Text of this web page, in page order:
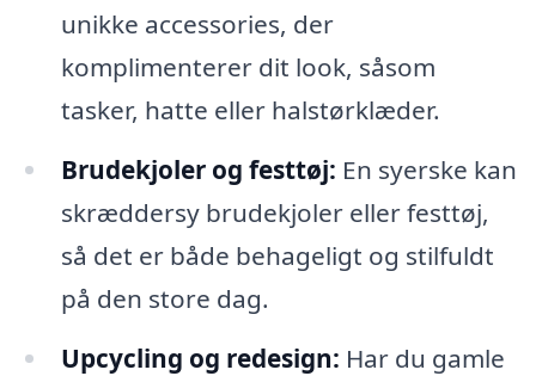
unikke accessories, der
komplimenterer dit look, såsom
tasker, hatte eller halstørklæder.
Brudekjoler og festtøj: En syerske kan
skræddersy brudekjoler eller festtøj,
så det er både behageligt og stilfuldt
på den store dag.
Upcycling og redesign: Har du gamle